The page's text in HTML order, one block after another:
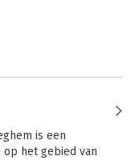
is een
het gebied van